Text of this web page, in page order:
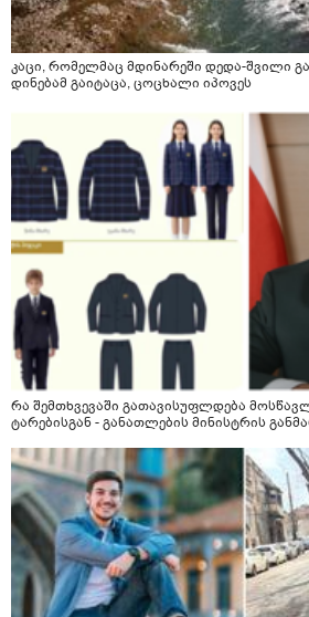
კაცი, რომელმაც მდინარეში დედა-შვილი
დინებამ გაიტაცა, ცოცხალი იპოვეს
რა შემთხვევაში გათავისუფლდება
ტარებისგან - განათლების მინისტრის